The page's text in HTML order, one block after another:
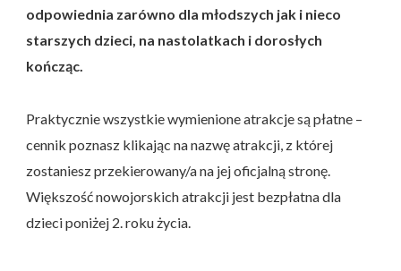
odpowiednia zarówno dla młodszych jak i nieco
starszych dzieci, na nastolatkach i dorosłych
kończąc.
Praktycznie wszystkie wymienione atrakcje są płatne –
cennik poznasz klikając na nazwę atrakcji, z której
zostaniesz przekierowany/a na jej oficjalną stronę.
Większość nowojorskich atrakcji jest bezpłatna dla
dzieci poniżej 2. roku życia.